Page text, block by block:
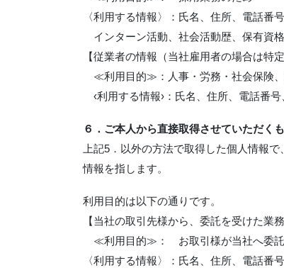
〈利用する情報〉：氏名、住所、電話番
インターン活動、社会活動歴、保有資
【従業者の情報（当社雇用者の場合は特
≪利用目的≫：人事・労務・社会保険、
‹利用する情報›：氏名、住所、電話番
６．ご本人から直接取得させていただ
上記5．以外の方法で取得した個人情報
情報を指します。
利用目的は以下の通りです。
【当社の取引先様から、委託を受けた業
≪利用目的≫： お取引様が当社へ委託
〈利用する情報〉：氏名、住所、電話番号